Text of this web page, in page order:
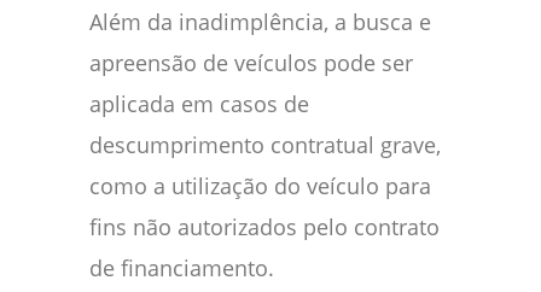
Além da inadimplência, a busca e
apreensão de veículos pode ser
aplicada em casos de
descumprimento contratual grave,
como a utilização do veículo para
fins não autorizados pelo contrato
de financiamento.